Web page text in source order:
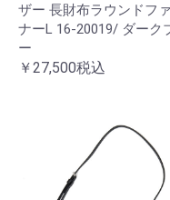
ザー 長財布ラウンドフ
ナーL 16-20019/ ダーク
ー
￥27,500税込